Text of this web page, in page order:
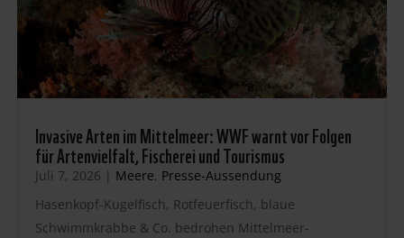
Invasive Arten im Mittelmeer: WWF warnt vor Folgen
für Artenvielfalt, Fischerei und Tourismus
Juli 7, 2026 | Meere, Presse-Aussendung
Hasenkopf-Kugelfisch, Rotfeuerfisch, blaue
Schwimmkrabbe & Co. bedrohen Mittelmeer-